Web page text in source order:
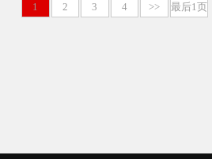
1 2 3 4 >> 最后1页